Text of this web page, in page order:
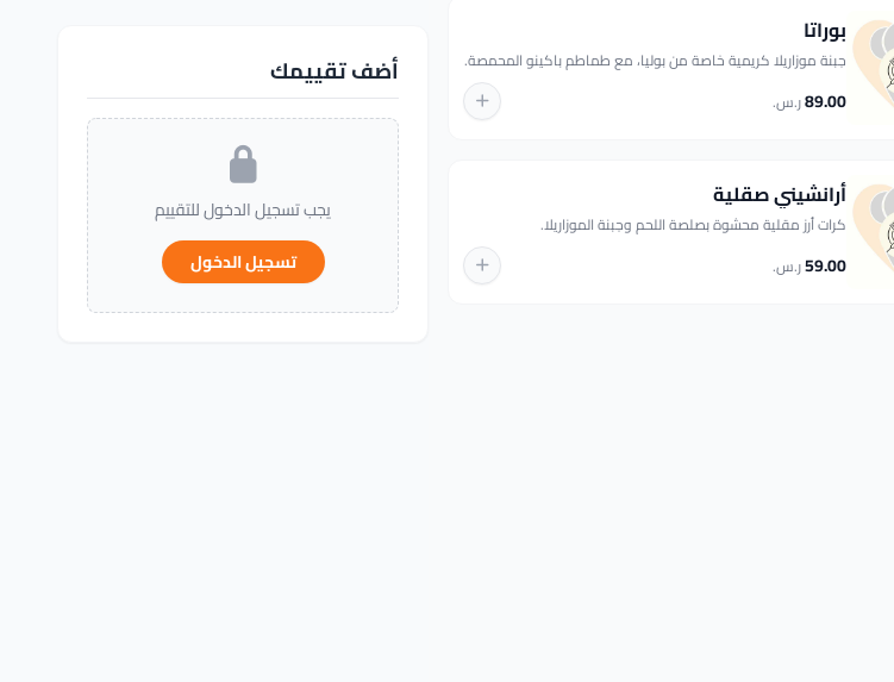
بوراتا
جبنة موزاريلا كريمية خاصة من بوليا، مع طماطم باكينو المحمصة.
89.00ر.س.
أرانشيني صقلية
كرات أرز مقلية محشوة بصلصة اللحم وجبنة الموزاريلا.
59.00ر.س.
أضف تقييمك
يجب تسجيل الدخول للتقييم
تسجيل الدخول